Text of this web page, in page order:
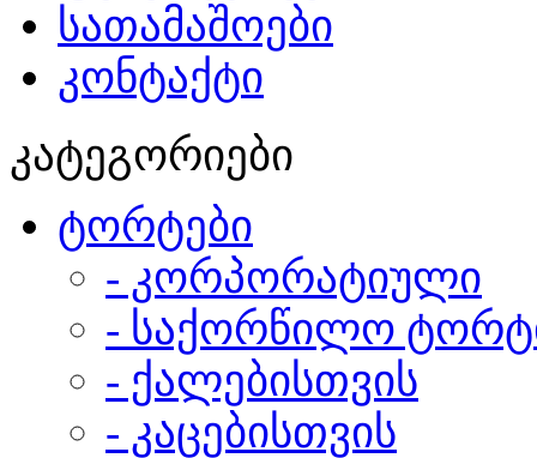
სათამაშოები
კონტაქტი
კატეგორიები
ტორტები
- კორპორატიული
- საქორწილო
- ქალებისთვის
- კაცებისთვის